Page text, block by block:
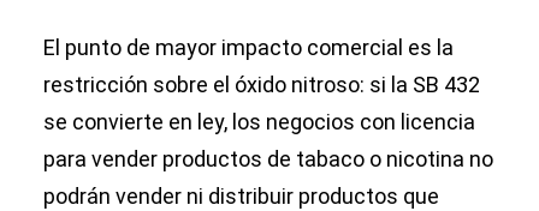
El punto de mayor impacto comercial es la
restricción sobre el óxido nitroso: si la SB 432
se convierte en ley, los negocios con licencia
para vender productos de tabaco o nicotina no
podrán vender ni distribuir productos que